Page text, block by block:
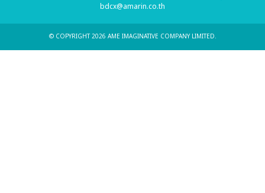
bdcx@amarin.co.th
© COPYRIGHT 2026 AME IMAGINATIVE COMPANY LIMITED.